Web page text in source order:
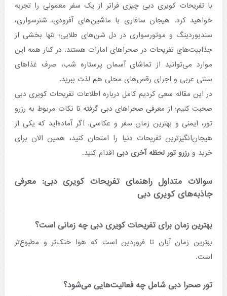
با تفریحات کویری دبی چیزی فراتر از یک سفر معمولی را تجربه
خواهید کرد. هیجان سافاری با ماشین‌های آفرودی، شترسواری،
سندبوردینگ و موتورسواری در دل شن‌های طلایی؛ تنها بخشی از
جذابیت‌های تفریحات در صحراهای امارات هستند. در کنار همه این‌
موارد می‌توانید از تماشای آسمان پرستاره شب، صرف غذاهای
سنتی عربی و اجرای رقص‌های محلی هم لذت ببرید.
در این مقاله سعی کردیم کامل درباره اطلاعات تفریحات کویری دبی
صحبت کنیم؛ از معرفی صحراهای دبی گرفته تا نکات مربوط به رزرو
تور، ایمنی و بهترین زمان سفر و عکاسی. اگر آماده‌اید که یکی از
هیجان‌انگیزترین تفریحات دنیا را امتحان کنید، همین الان برای
خرید و رزرو تور لحظه آخری دبیاقدام کنید.
سوالات متداول راهنمای تفریحات کویری دبی: معرفی
جاذبه‌های کویری دبی
بهترین زمان برای تفریحات کویری دبی چه زمانی است؟
بهترین زمان آبان تا فروردین است که هوا خنک‌تر و مطبوع‌تر
است.
تور صحرا دبی شامل چه فعالیت‌هایی می‌شود؟